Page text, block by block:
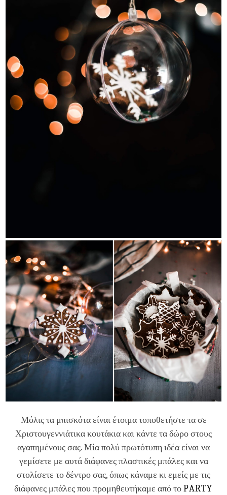
Μόλις τα μπισκότα είναι έτοιμα τοποθετήστε τα σε
Χριστουγεννιάτικα κουτάκια και κάντε τα δώρο στους
αγαπημένους σας. Μία πολύ πρωτότυπη ιδέα είναι να
γεμίσετε με αυτά διάφανες πλαστικές μπάλες και να
στολίσετε το δέντρο σας, όπως κάναμε κι εμείς με τις
διάφανες μπάλες που προμηθευτήκαμε από τοPARTY